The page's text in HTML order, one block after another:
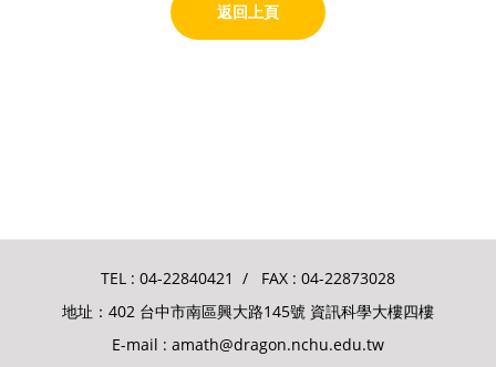
返回上頁
TEL : 04-22840421 / FAX : 04-22873028
地址：402 台中市南區興大路145號 資訊科學大樓四樓
E-mail : amath@dragon.nchu.edu.tw